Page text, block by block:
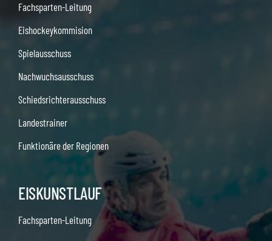
Fachsparten-Leitung
Eishockeykommision
Spielausschuss
Nachwuchsausschuss
Schiedsrichterausschuss
Landestrainer
Funktionäre der Regionen
EISKUNSTLAUF
Fachsparten-Leitung